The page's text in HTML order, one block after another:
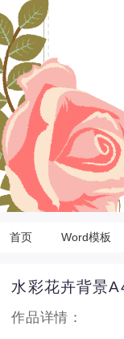
首页 Word模板
水彩花卉背景
作品详情：